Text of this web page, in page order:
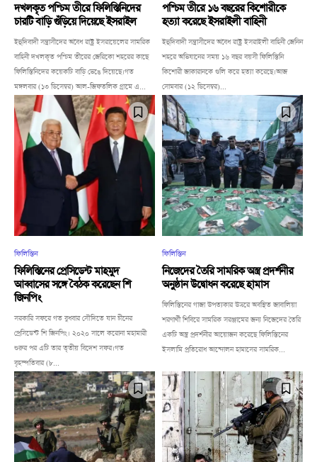
দখলকৃত পশ্চিম তীরে ফিলিস্তিনিদের
চারটি বাড়ি গুঁড়িয়ে দিয়েছে ইসরাইল
ইহুদিবাদী সন্ত্রাসীদের অবৈধ রাষ্ট্র ইসরায়েলের সামরিক
বাহিনী দখলকৃত পশ্চিম তীরের জেরিকো শহরের কাছে
ফিলিস্তিনিদের কয়েকটি বাড়ি ভেঙে দিয়েছে।গত
মঙ্গলবার (১৩ ডিসেম্বর) আল-জিফতলিক গ্রামে এ...
পশ্চিম তীরে ১৬ বছরের কিশোরীকে
হত্যা করেছে ইসরাইলী বাহিনী
ইহুদিবাদী সন্ত্রাসীদের অবৈধ রাষ্ট্র ইসরাইলী বাহিনী জেনিন
শহরে অভিযানের সময় ১৬ বছর বয়সী ফিলিস্তিনি
কিশোরী জাকারানকে গুলি করে হত্যা করেছে।আজ
সোমবার (১২ ডিসেম্বর)...
ফিলিস্তিন
ফিলিস্তিনের প্রেসিডেন্ট মাহমুদ
আব্বাসের সঙ্গে বৈঠক করেছেন শি
জিনপিং
সরকারি সফরে গত বুধবার সৌদিতে যান চীনের
প্রেসিডেন্ট শি জিনপিং। ২০২০ সালে করোনা মহামারী
শুরুর পর এটি তার তৃতীয় বিদেশ সফর।গত
বৃহস্পতিবার (৮...
ফিলিস্তিন
নিজেদের তৈরি সামরিক অস্ত্র প্রদর্শনীর
অনুষ্ঠান উদ্বোধন করেছে হামাস
ফিলিস্তিনের গাজা উপত্যকার উত্তরে অবস্থিত জাবালিয়া
শরণার্থী শিবিরে সামরিক সরঞ্জামের জন্য নিজেদের তৈরি
একটি অস্ত্র প্রদর্শনীর আয়োজন করেছে ফিলিস্তিনের
ইসলামি প্রতিরোধ আন্দোলন হামাসের সামরিক...